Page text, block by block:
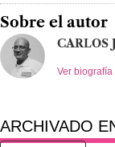
Sobre el autor
CARLOS
Ver biografía
ARCHIVADO